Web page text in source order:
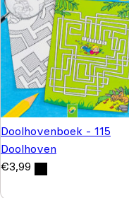
Doolhovenboek - 115
Doolhoven
€3,99